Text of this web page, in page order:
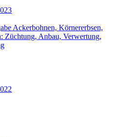
Ackerbohnen, Körnererbsen,
Züchtung, Anbau, Verwertung,